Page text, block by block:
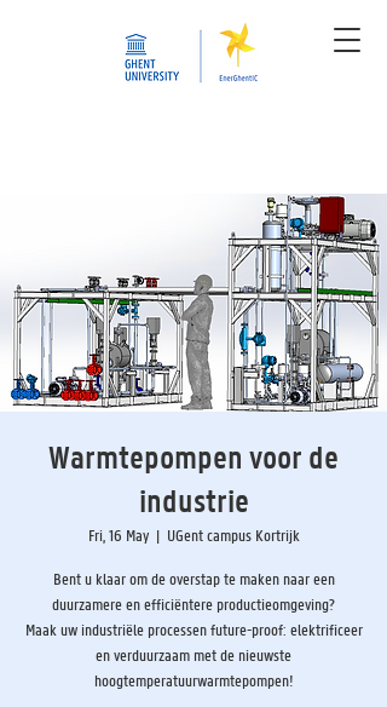
Warmtepompen voor de
industrie
Fri, 16 May
  |
UGent campus Kortrijk
Bent u klaar om de overstap te maken naar een
duurzamere en efficiëntere productieomgeving?
Maak uw industriële processen future-proof: elektrificeer
en verduurzaam met de nieuwste
hoogtemperatuurwarmtepompen!